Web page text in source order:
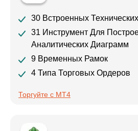
30 Встроенных
31 Инструмент Для
Аналитических Диаграмм
9 Временных Рамок
4 Типа Торговых Ордеров
Торгуйте с MT4